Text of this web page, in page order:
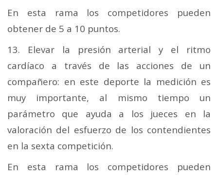
En esta rama los competidores pueden
obtener de 5 a 10 puntos.
13. Elevar la presión arterial y el ritmo
cardíaco a través de las acciones de un
compañero: en este deporte la medición es
muy importante, al mismo tiempo un
parámetro que ayuda a los jueces en la
valoración del esfuerzo de los contendientes
en la sexta competición.
En esta rama los competidores pueden